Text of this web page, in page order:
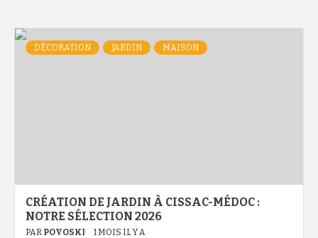
DÉCORATION JARDIN MAISON
CRÉATION DE JARDIN À CISSAC-MÉDOC :
NOTRE SÉLECTION 2026
PAR POVOSKI 1 MOIS IL Y A